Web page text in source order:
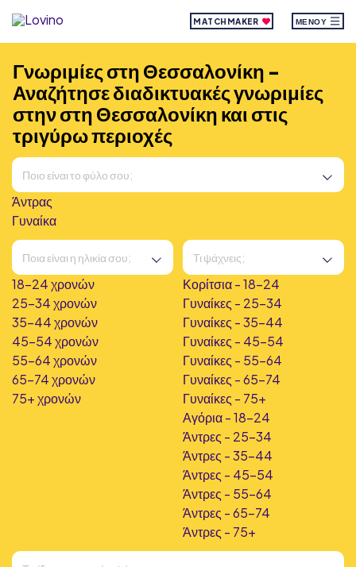
MATCHMAKER ΜΕΝΟΎ
Γνωριμίες στη Θεσσαλονίκη -
Αναζήτησε διαδικτυακές γνωριμίες
στην στη Θεσσαλονίκη και στις
τριγύρω περιοχές
Άντρας
Γυναίκα
18-24 χρονών
25-34 χρονών
35-44 χρονών
45-54 χρονών
55-64 χρονών
65-74 χρονών
75+ χρονών
Κορίτσια - 18-24
Γυναίκες - 25-34
Γυναίκες - 35-44
Γυναίκες - 45-54
Γυναίκες - 55-64
Γυναίκες - 65-74
Γυναίκες - 75+
Αγόρια - 18-24
Άντρες - 25-34
Άντρες - 35-44
Άντρες - 45-54
Άντρες - 55-64
Άντρες - 65-74
Άντρες - 75+